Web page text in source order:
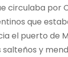
circulaba por
que
el puerto de
y